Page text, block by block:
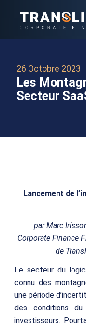
26 Octobre 2023
Les
Secteur
Lancement de
par Marc
Corporate Finance
de
Le secteur du
connu des
une période
des conditions
investisseurs.